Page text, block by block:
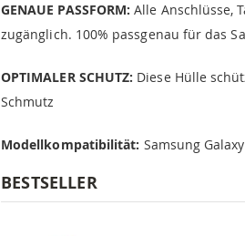
GENAUE PASSFORM: Alle Anschlüsse,
zugänglich. 100% passgenau für das
OPTIMALER SCHUTZ: Diese Hülle
Schmutz
Modellkompatibilität: Samsung
BESTSELLER